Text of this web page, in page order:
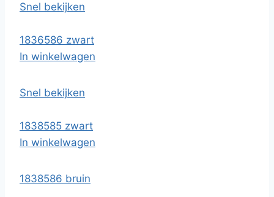
Snel bekijken
1836586 zwart
In winkelwagen
Snel bekijken
1838585 zwart
In winkelwagen
1838586 bruin